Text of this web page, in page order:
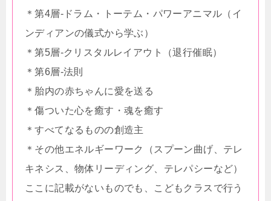
＊第4層-ドラム・トーテム・パワーアニマル（イ
ンディアンの儀式から学ぶ）
＊第5層-クリスタルレイアウト（退行催眠）
＊第6層-法則
＊胎内の赤ちゃんに愛を送る
＊傷ついた心を癒す・魂を癒す
＊すべてなるものの創造主
＊その他エネルギーワーク（スプーン曲げ、テレ
キネシス、物体リーディング、テレパシーなど）
ここに記載がないものでも、こどもクラスで行う